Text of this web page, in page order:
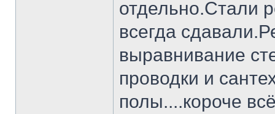
отдельно.Стали
всегда
выравнивание
проводки и
полы....короче